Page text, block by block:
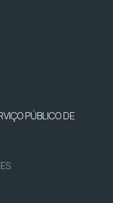
PÚBLICO DE